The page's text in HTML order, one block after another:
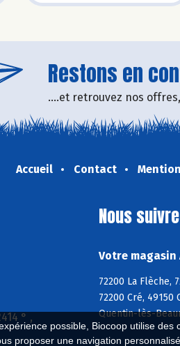
possible, Biocoop utilise
proposer une navigation
Restons en
....et retrouvez nos
Accueil Contact
° ,
Nous
Votre magasin
72200 La Flèche,
72200 Cré,
Quentin-lès-